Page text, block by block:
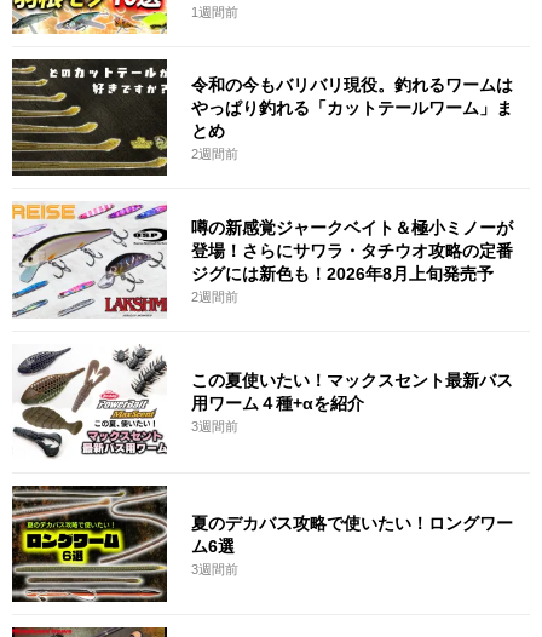
1週間前
令和の今もバリバリ現役。釣れるワームは
やっぱり釣れる「カットテールワーム」ま
とめ
2週間前
噂の新感覚ジャークベイト＆極小ミノーが
登場！さらにサワラ・タチウオ攻略の定番
ジグには新色も！2026年8月上旬発売予
2週間前
この夏使いたい！マックスセント最新バス
用ワーム４種+αを紹介
3週間前
夏のデカバス攻略で使いたい！ロングワー
ム6選
3週間前